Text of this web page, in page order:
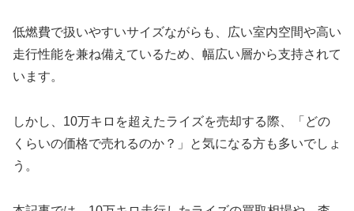
低燃費で扱いやすいサイズながらも、広い室内空間や高い
走行性能を兼ね備えているため、幅広い層から支持されて
います。
しかし、10万キロを超えたライズを売却する際、「どの
くらいの価格で売れるのか？」と気になる方も多いでしょ
う。